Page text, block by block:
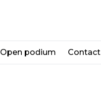
Open podium Contact